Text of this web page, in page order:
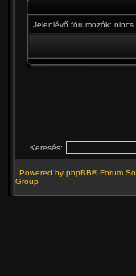
Jelenlévő fórumozók:
Keresés:
Powered by phpBB® Forum
Group